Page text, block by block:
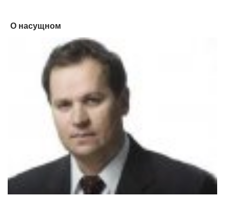
О насущном